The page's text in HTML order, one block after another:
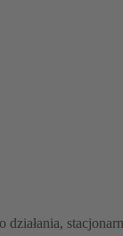
działania,